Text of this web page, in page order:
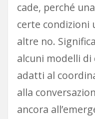
cade, perché
certe condizioni
altre no.
alcuni modelli di
adatti al
alla
ancora